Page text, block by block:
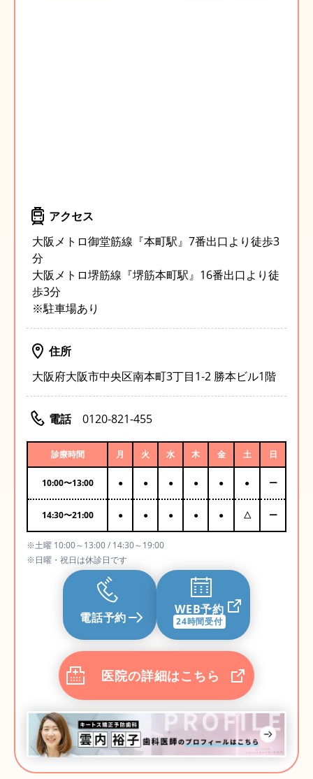
アクセス
大阪メトロ御堂筋線『本町駅』7番出口より徒歩3
分
大阪メトロ堺筋線『堺筋本町駅』16番出口より徒
歩3分
※駐車場あり
住所
大阪府大阪市中央区南本町3丁目1-2 勝本ビル1階
電話 0120-821-455
診療時間 月 火 水 木 金 土 日
10:00〜13:00 ● ● ● ● ● ● ー
14:30〜21:00 ● ● ● ● ● △ ー
※土曜 10:00～13:00 / 14:30～19:00
※日曜・祝日は休診日です
電話予約
WEB予約
24時間受付
医院の詳細はこちら